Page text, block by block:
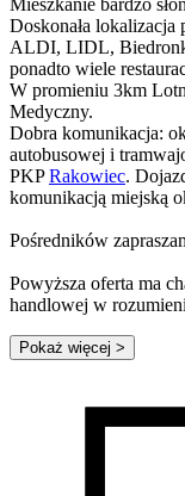
Doskonała
ALDI, LIDL,
ponadto wiele
W promieniu 3km
Medyczny.
Dobra komunikacja:
autobusowej i
PKPRakowiec.
komunikacją miejską
Pośredników
Powyższa oferta ma
handlowej w
Pokaż więcej >